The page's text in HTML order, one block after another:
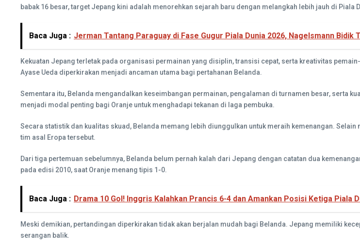
babak 16 besar, target Jepang kini adalah menorehkan sejarah baru dengan melangkah lebih jauh di Piala
Baca Juga : Jerman Tantang Paraguay di Fase Gugur Piala Dunia 2026, Nagelsmann Bidik
Kekuatan Jepang terletak pada organisasi permainan yang disiplin, transisi cepat, serta kreativitas
Ayase Ueda diperkirakan menjadi ancaman utama bagi pertahanan Belanda.
Sementara itu, Belanda mengandalkan keseimbangan permainan, pengalaman di turnamen besar, serta
menjadi modal penting bagi Oranje untuk menghadapi tekanan di laga pembuka.
Secara statistik dan kualitas skuad, Belanda memang lebih diunggulkan untuk meraih kemenangan.
tim asal Eropa tersebut.
Dari tiga pertemuan sebelumnya, Belanda belum pernah kalah dari Jepang dengan catatan dua
pada edisi 2010, saat Oranje menang tipis 1-0.
Baca Juga : Drama 10 Gol! Inggris Kalahkan Prancis 6-4 dan Amankan Posisi Ketiga Piala
Meski demikian, pertandingan diperkirakan tidak akan berjalan mudah bagi Belanda. Jepang memiliki
serangan balik.